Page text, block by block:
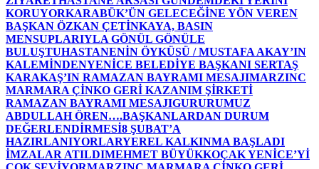
KORUYORKARABÜK’ÜN GELECEĞİNE YÖN VEREN
BAŞKAN ÖZKAN ÇETİNKAYA, BASIN
MENSUPLARIYLA GÖNÜL GÖNÜLE
BULUŞTUHASTANENİN ÖYKÜSÜ / MUSTAFA AKAY’IN
KALEMİNDENYENİCE BELEDİYE BAŞKANI SERTAŞ
KARAKAŞ’IN RAMAZAN BAYRAMI MESAJIMARZINC
MARMARA ÇİNKO GERİ KAZANIM ŞİRKETİ
RAMAZAN BAYRAMI MESAJIGURURUMUZ
ABDULLAH ÖREN….BAŞKANLARDAN DURUM
DEĞERLENDİRMESİ8 ŞUBAT’A
HAZIRLANIYORLARYEREL KALKINMA BAŞLADI
İMZALAR ATILDIMEHMET BÜYÜKKOÇAK YENİCE’Yİ